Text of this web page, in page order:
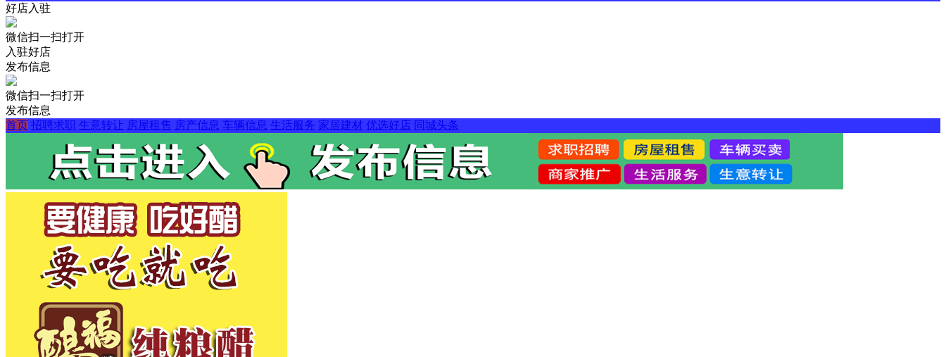
好店入驻
微信扫一扫打开
入驻好店
发布信息
微信扫一扫打开
发布信息
首页 招聘求职 生意转让 房屋租售 房产信息 车辆信息 生活服务 家居建材 优选好店 同城头条